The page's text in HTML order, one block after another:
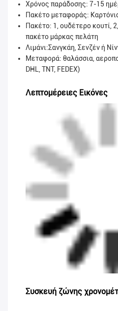
Χρόνος παράδοσης: 7-15
Πακέτο μεταφοράς:
Πακέτο: 1, ουδέτερο κουτί,
πακέτο μάρκας πελάτη
Λιμάνι:Σανγκάη, Σενζέν ή
Μεταφορά: θαλάσσια,
DHL, TNT, FEDEX)
Λεπτομέρειες Εικόνες
Συσκευή ζώνης